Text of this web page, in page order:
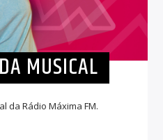
MUSICAL
da Rádio Máxima FM.